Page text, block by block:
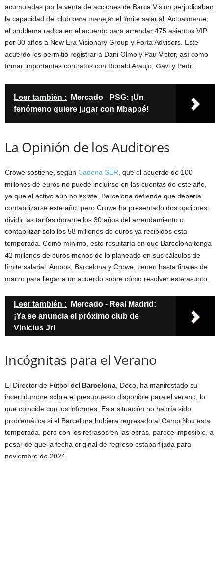
acumuladas por la venta de acciones de Barca Vision perjudicaban
la capacidad del club para manejar el límite salarial. Actualmente,
el problema radica en el acuerdo para arrendar 475 asientos VIP
por 30 años a New Era Visionary Group y Forta Advisors. Este
acuerdo les permitió registrar a Dani Olmo y Pau Victor, así como
firmar importantes contratos con Ronald Araujo, Gavi y Pedri.
Leer también :
Mercado - PSG: ¡Un
fenómeno quiere jugar con Mbappé!
La Opinión de los Auditores
Crowe sostiene, según Cadena SER , que el acuerdo de 100
millones de euros no puede incluirse en las cuentas de este año,
ya que el activo aún no existe. Barcelona defiende que debería
contabilizarse este año, pero Crowe ha presentado dos opciones:
dividir las tarifas durante los 30 años del arrendamiento o
contabilizar solo los 58 millones de euros ya recibidos esta
temporada. Como mínimo, esto resultaría en que Barcelona tenga
42 millones de euros menos de lo planeado en sus cálculos de
límite salarial. Ambos, Barcelona y Crowe, tienen hasta finales de
marzo para llegar a un acuerdo sobre cómo resolver este asunto.
Leer también :
Mercado - Real Madrid:
¡Ya se anuncia el próximo club de
Vinicius Jr!
Incógnitas para el Verano
El Director de Fútbol del Barcelona , Deco, ha manifestado su
incertidumbre sobre el presupuesto disponible para el verano, lo
que coincide con los informes. Esta situación no habría sido
problemática si el Barcelona hubiera regresado al Camp Nou esta
temporada, pero con los retrasos en las obras, parece imposible, a
pesar de que la fecha original de regreso estaba fijada para
noviembre de 2024.